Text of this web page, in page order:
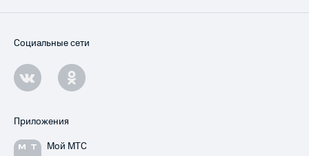
Социальные сети
Приложения
Мой МТС